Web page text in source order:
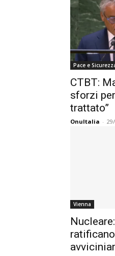
Pace e
CTBT:
sforzi
trattato”
OnuItalia -
Vienna
ratificano